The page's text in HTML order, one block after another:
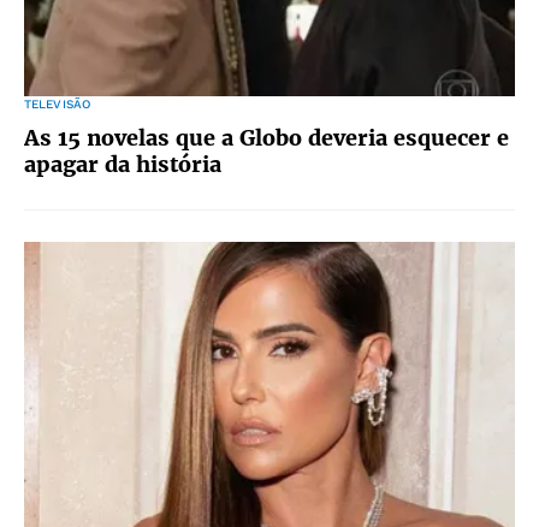
TELEVISÃO
As 15 novelas que a Globo deveria esquecer e
apagar da história